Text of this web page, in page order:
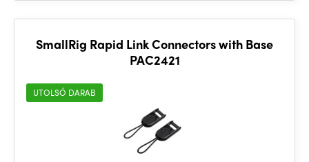
SmallRig Rapid Link Connectors with Base
PAC2421
UTOLSÓ DARAB